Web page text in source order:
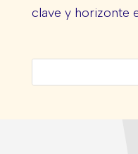
clave y horizonte